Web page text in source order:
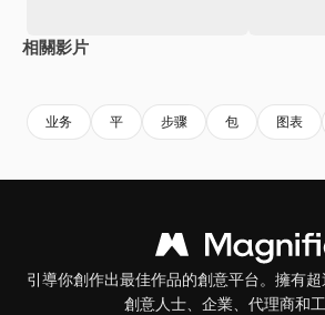
相關影片
业务 平 步骤 包 图表
引導你創作出最佳作品的創意平台。擁有
創意人士、企業、代理商和工